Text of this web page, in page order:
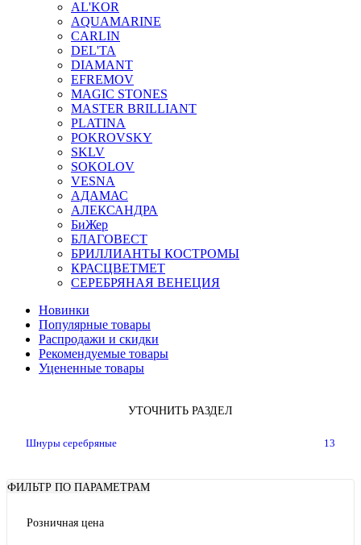
AL'KOR
AQUAMARINE
CARLIN
DEL'TA
DIAMANT
EFREMOV
MAGIC STONES
MASTER BRILLIANT
PLATINA
POKROVSKY
SKLV
SOKOLOV
VESNA
АДАМАС
АЛЕКСАНДРА
БиЖер
БЛАГОВЕСТ
БРИЛЛИАНТЫ КОСТРОМЫ
КРАСЦВЕТМЕТ
СЕРЕБРЯНАЯ ВЕНЕЦИЯ
Новинки
Популярные товары
Распродажи и скидки
Рекомендуемые товары
Уцененные товары
УТОЧНИТЬ РАЗДЕЛ
Шнуры серебряные 13
ФИЛЬТР ПО ПАРАМЕТРАМ
Розничная цена